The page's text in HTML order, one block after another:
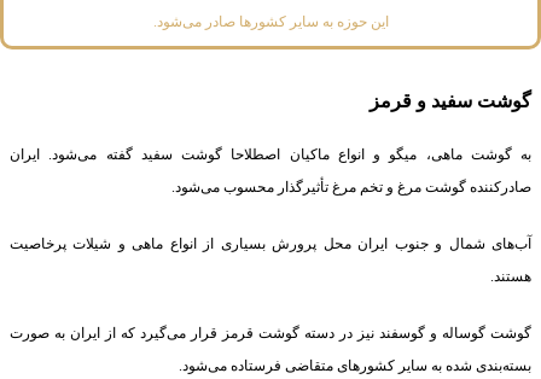
این حوزه به سایر کشورها صادر می‌شود.
گوشت سفید و قرمز
به گوشت ماهی، میگو و انواع ماکیان اصطلاحا گوشت سفید گفته می‌شود. ایران
صادرکننده گوشت مرغ و تخم مرغ تأثیرگذار محسوب می‌شود.
آب‌های شمال و جنوب ایران محل پرورش بسیاری از انواع ماهی و شیلات پرخاصیت
هستند.
گوشت گوساله و گوسفند نیز در دسته گوشت قرمز قرار می‌گیرد که از ایران به صورت
بسته‌بندی شده به سایر کشورهای متقاضی فرستاده می‌شود.